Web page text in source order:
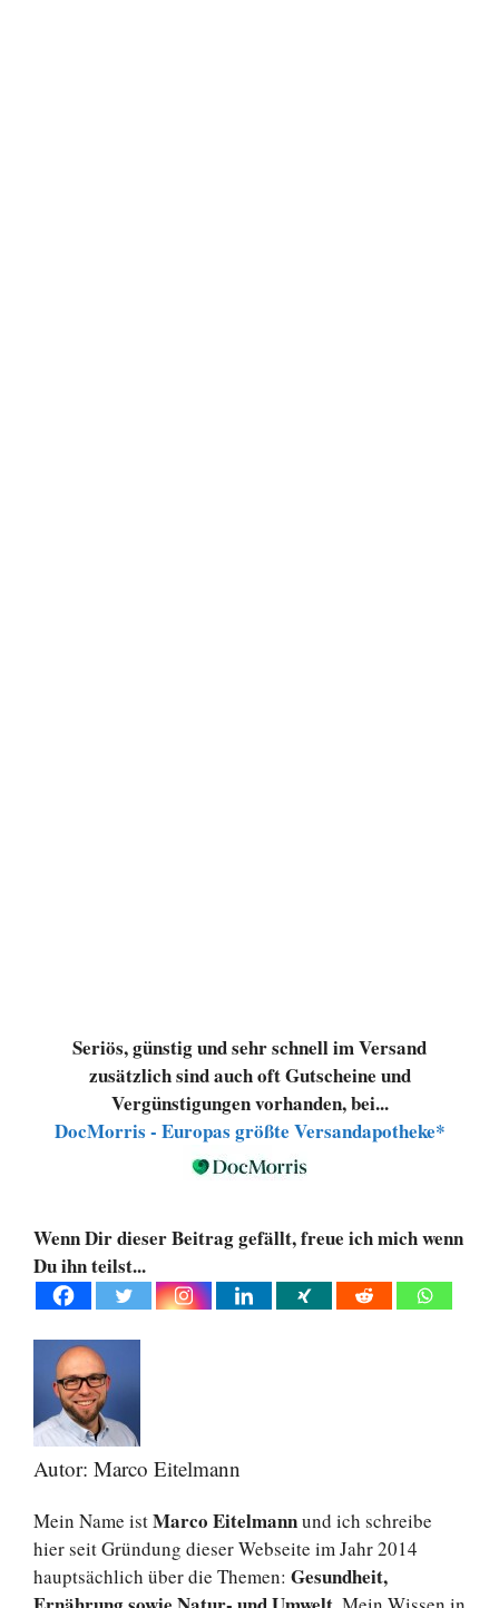
Seriös, günstig und sehr schnell im Versand
zusätzlich sind auch oft Gutscheine und
Vergünstigungen vorhanden, bei...
DocMorris - Europas größte Versandapotheke*
Wenn Dir dieser Beitrag gefällt, freue ich mich wenn
Du ihn teilst...
Autor: Marco Eitelmann
Mein Name istMarco Eitelmannund ich schreibe
hier seit Gründung dieser Webseite im Jahr 2014
hauptsächlich über die Themen: Gesundheit,